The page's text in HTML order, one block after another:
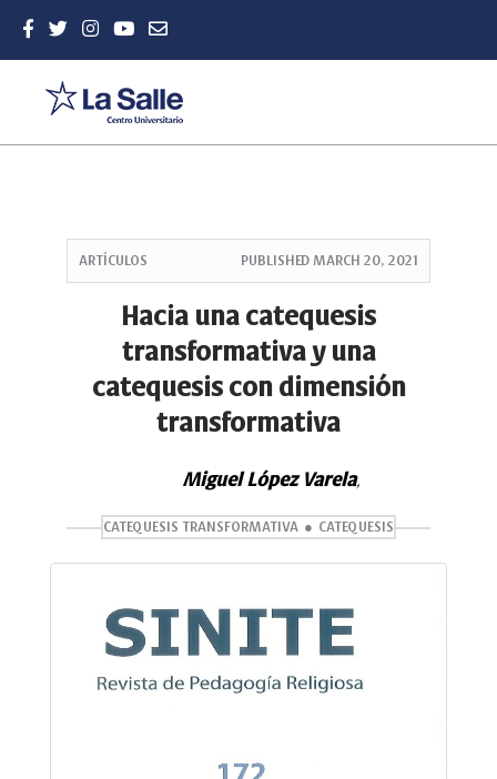
ARTÍCULOS PUBLISHED MARCH 20, 2021
Hacia una catequesis
transformativa y una
catequesis con dimensión
transformativa
Miguel López Varela,
CATEQUESIS TRANSFORMATIVA CATEQUESIS